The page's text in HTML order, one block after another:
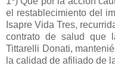
el restablecimiento del
Isapre Vida Tres,
contrato de salud que
Tittarelli Donati,
la calidad de afiliado de